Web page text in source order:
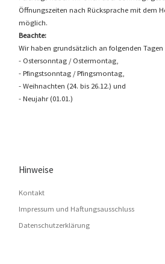
Öffnungszeiten nach Rücksprache mit dem
möglich.
Beachte:
Wir haben grundsätzlich an folgenden Tagen
- Ostersonntag / Ostermontag,
- Pfingstsonntag / Pfingsmontag,
- Weihnachten (24. bis 26.12.) und
- Neujahr (01.01.)
Hinweise
Kontakt
Impressum und Haftungsausschluss
Datenschutzerklärung